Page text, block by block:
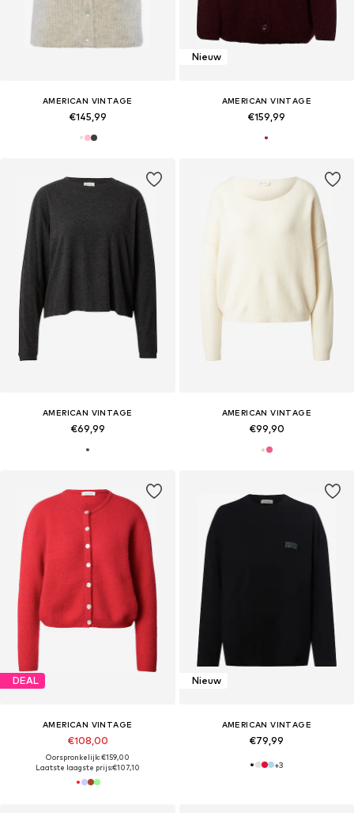
AMERICAN VINTAGE
€145,99
Nieuw
AMERICAN VINTAGE
€159,99
AMERICAN VINTAGE
€69,99
AMERICAN VINTAGE
€99,90
DEAL
AMERICAN VINTAGE
€108,00
Oorspronkelijk: €159,00
Laatste laagste prijs:€107,10
Nieuw
AMERICAN VINTAGE
€79,99
+3